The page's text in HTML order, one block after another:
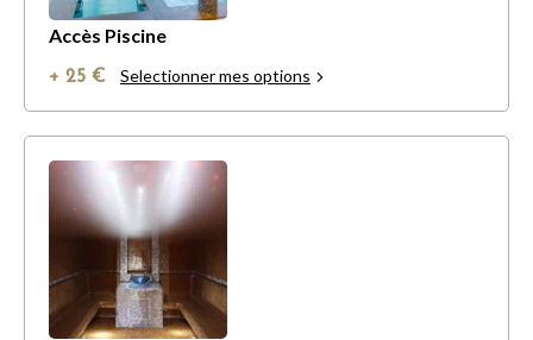
Accès Piscine
+ 25 € Selectionner mes options